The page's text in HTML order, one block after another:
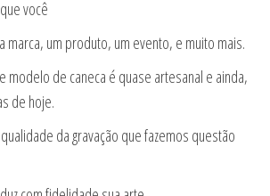
você
marca, um produto, um evento, e muito mais.
modelo de caneca é quase artesanal e ainda,
de hoje.
da gravação que fazemos questão